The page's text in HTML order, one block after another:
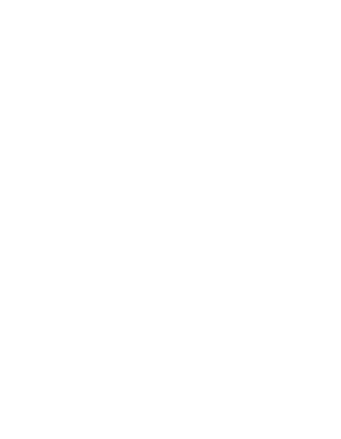
или на сайте в разделе